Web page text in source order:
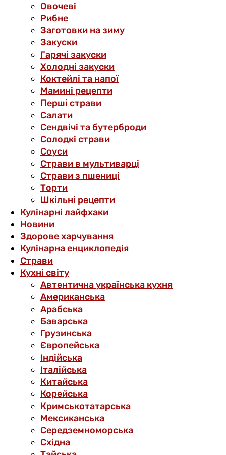
Овочеві
Рибне
Заготовки на зиму
Закуски
Гарячі закуски
Холодні закуски
Коктейлі та напої
Мамині рецепти
Перші страви
Салати
Сендвічі та бутерброди
Солодкі страви
Соуси
Страви в мультиварці
Страви з пшениці
Торти
Шкільні рецепти
Кулінарні лайфхаки
Новини
Здорове харчування
Кулінарна енциклопедія
Страви
Кухні світу
Автентична українська кухня
Американська
Арабська
Баварська
Грузинська
Європейська
Індійська
Італійська
Китайська
Корейська
Кримськотатарська
Мексиканська
Середземноморська
Східна